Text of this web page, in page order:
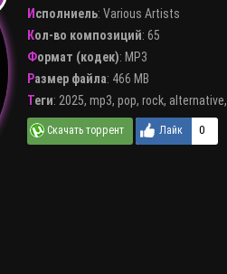
Исполниель: Various Artists
Кол-во композиций: 65
Формат (кодек): MP3
Размер файла: 466 MB
Теги: 2025, mp3, pop, rock, alternative,
0